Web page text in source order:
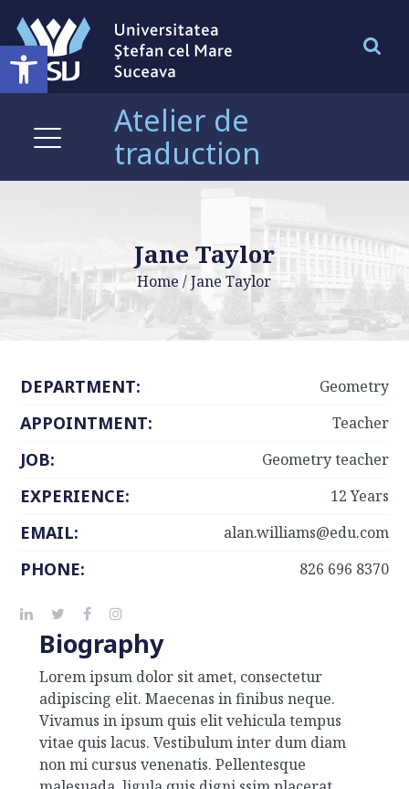
Ouvrir la barre d’outils
Atelier de
traduction
Jane Taylor
Home /Jane Taylor
DEPARTMENT: Geometry
APPOINTMENT: Teacher
JOB: Geometry teacher
EXPERIENCE: 12 Years
EMAIL: alan.williams@edu.com
PHONE: 826 696 8370
Biography
Lorem ipsum dolor sit amet, consectetur
adipiscing elit. Maecenas in finibus neque.
Vivamus in ipsum quis elit vehicula tempus
vitae quis lacus. Vestibulum inter dum diam
non mi cursus venenatis. Pellentesque